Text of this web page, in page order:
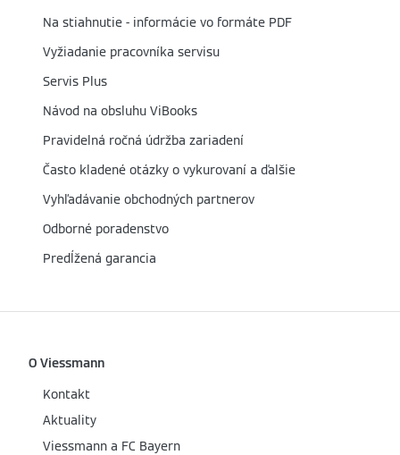
Na stiahnutie - informácie vo formáte PDF
Vyžiadanie pracovníka servisu
Servis Plus
Návod na obsluhu ViBooks
Pravidelná ročná údržba zariadení
Často kladené otázky o vykurovaní a ďalšie
Vyhľadávanie obchodných partnerov
Odborné poradenstvo
Predĺžená garancia
O Viessmann
Kontakt
Aktuality
Viessmann a FC Bayern